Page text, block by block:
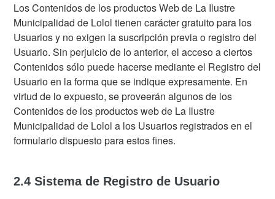
Los Contenidos de los productos Web de La Ilustre
Municipalidad de Lolol tienen carácter gratuito para los
Usuarios y no exigen la suscripción previa o registro del
Usuario. Sin perjuicio de lo anterior, el acceso a ciertos
Contenidos sólo puede hacerse mediante el Registro del
Usuario en la forma que se indique expresamente. En
virtud de lo expuesto, se proveerán algunos de los
Contenidos de los productos web de La Ilustre
Municipalidad de Lolol a los Usuarios registrados en el
formulario dispuesto para estos fines.
2.4 Sistema de Registro de Usuario